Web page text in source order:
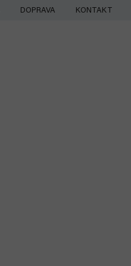
DOPRAVA KONTAKT